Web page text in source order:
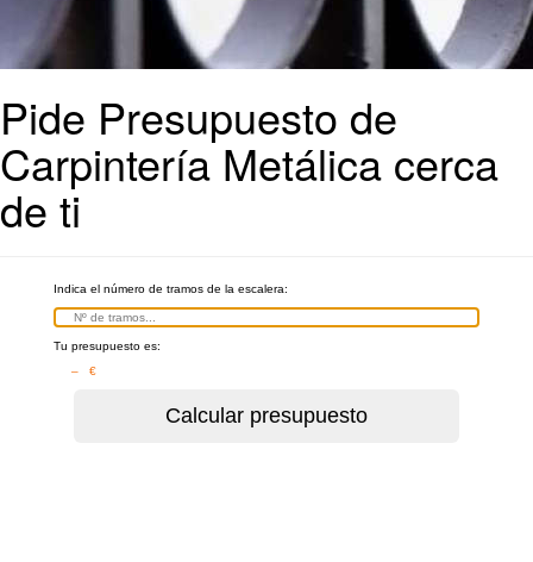
Pide Presupuesto de
Carpintería Metálica cerca
de ti
Indica el número de tramos de la escalera:
Tu presupuesto es:
– €